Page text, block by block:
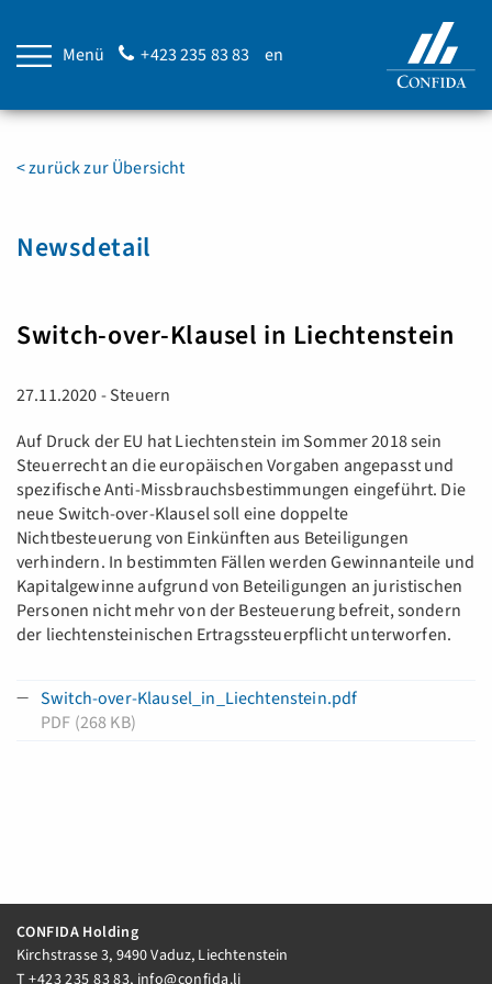
Menü +423 235 83 83 en
< zurück zur Übersicht
Newsdetail
Switch-over-Klausel in Liechtenstein
27.11.2020 - Steuern
Auf Druck der EU hat Liechtenstein im Sommer 2018 sein
Steuerrecht an die europäischen Vorgaben angepasst und
spezifische Anti-Missbrauchsbestimmungen eingeführt. Die
neue Switch-over-Klausel soll eine doppelte
Nichtbesteuerung von Einkünften aus Beteiligungen
verhindern. In bestimmten Fällen werden Gewinnanteile und
Kapitalgewinne aufgrund von Beteiligungen an juristischen
Personen nicht mehr von der Besteuerung befreit, sondern
der liechtensteinischen Ertragssteuerpflicht unterworfen.
Switch-over-Klausel_in_Liechtenstein.pdf
PDF (268 KB)
CONFIDA Holding
Kirchstrasse 3, 9490 Vaduz, Liechtenstein
T+423 235 83 83, info@confida.li